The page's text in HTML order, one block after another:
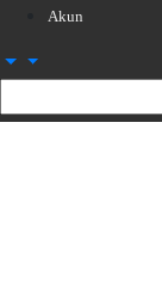
Akun